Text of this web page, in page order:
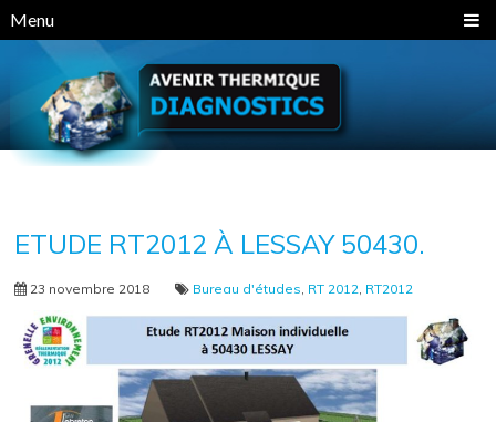
Menu
ETUDE RT2012 À LESSAY 50430.
23 novembre 2018 Bureau d'études RT 2012 RT2012
Panneau de gestion des cookies